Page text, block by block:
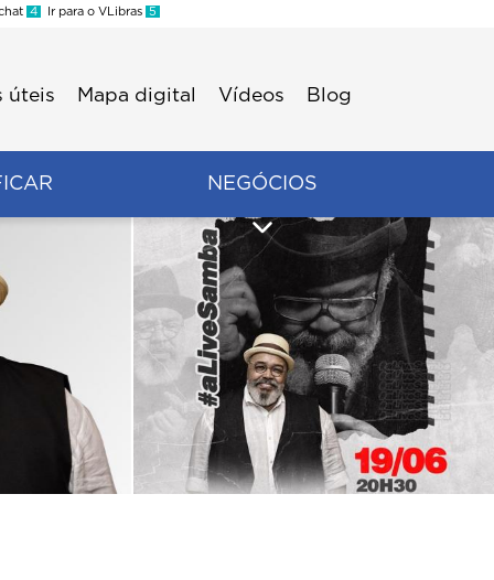
4 Ir para o VLibras 5
úteis Mapa digital Vídeos Blog
NEGÓCIOS